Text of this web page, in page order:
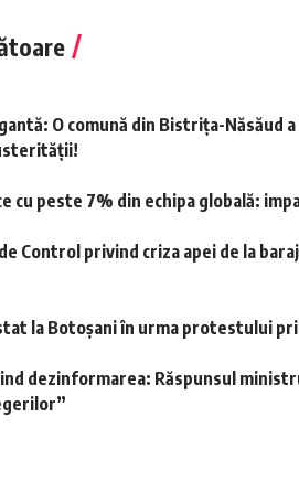
O comună din Bistrița-Năsăud
cu peste 7% din echipa globală:
Control privind criza apei de la
la Botoșani în urma protestului
dezinformarea: Răspunsul